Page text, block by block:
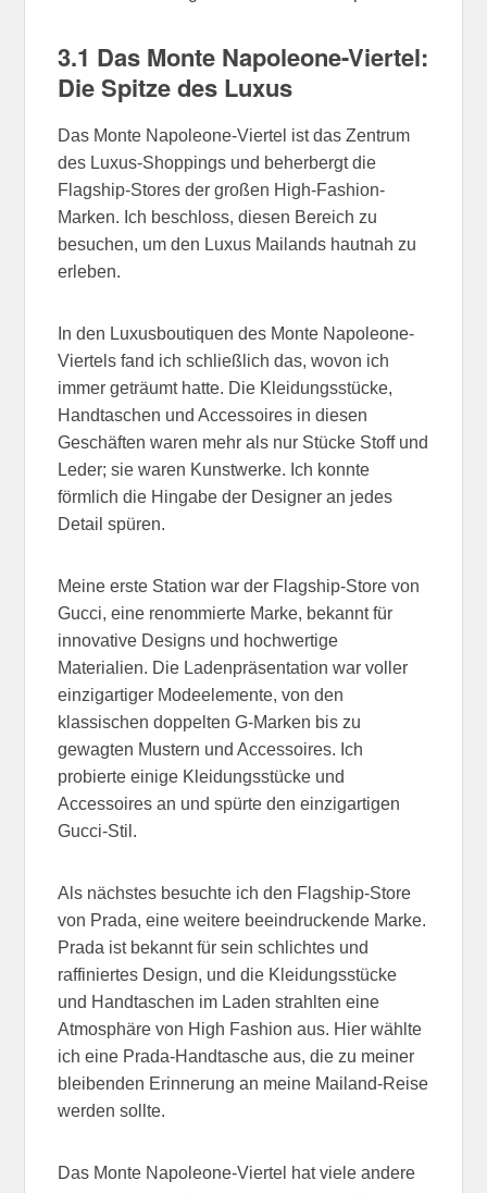
3.1 Das Monte Napoleone-Viertel:
Die Spitze des Luxus
Das Monte Napoleone-Viertel ist das Zentrum
des Luxus-Shoppings und beherbergt die
Flagship-Stores der großen High-Fashion-
Marken. Ich beschloss, diesen Bereich zu
besuchen, um den Luxus Mailands hautnah zu
erleben.
In den Luxusboutiquen des Monte Napoleone-
Viertels fand ich schließlich das, wovon ich
immer geträumt hatte. Die Kleidungsstücke,
Handtaschen und Accessoires in diesen
Geschäften waren mehr als nur Stücke Stoff und
Leder; sie waren Kunstwerke. Ich konnte
förmlich die Hingabe der Designer an jedes
Detail spüren.
Meine erste Station war der Flagship-Store von
Gucci, eine renommierte Marke, bekannt für
innovative Designs und hochwertige
Materialien. Die Ladenpräsentation war voller
einzigartiger Modeelemente, von den
klassischen doppelten G-Marken bis zu
gewagten Mustern und Accessoires. Ich
probierte einige Kleidungsstücke und
Accessoires an und spürte den einzigartigen
Gucci-Stil.
Als nächstes besuchte ich den Flagship-Store
von Prada, eine weitere beeindruckende Marke.
Prada ist bekannt für sein schlichtes und
raffiniertes Design, und die Kleidungsstücke
und Handtaschen im Laden strahlten eine
Atmosphäre von High Fashion aus. Hier wählte
ich eine Prada-Handtasche aus, die zu meiner
bleibenden Erinnerung an meine Mailand-Reise
werden sollte.
Das Monte Napoleone-Viertel hat viele andere